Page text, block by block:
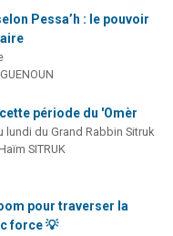
Pessa’h : le pouvoir
période du 'Omèr
lundi du Grand Rabbin Sitruk
SITRUK
pour traverser la
force 💡